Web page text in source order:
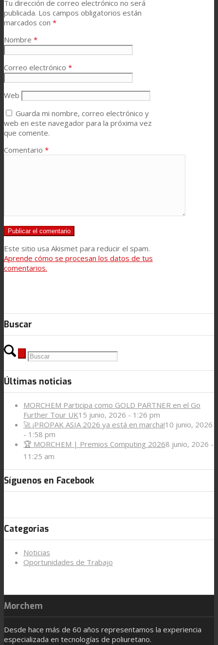
Tu dirección de correo electrónico no será
publicada. Los campos obligatorios están
marcados con *
Nombre *
Correo electrónico *
Web
Guarda mi nombre, correo electrónico y
web en este navegador para la próxima vez
que comente.
Comentario *
Este sitio usa Akismet para reducir el spam.
Aprende cómo se procesan los datos de tus
comentarios.
Buscar
Últimas noticias
MORCHEM Participa como GOLD PARTNER en el Go
Further Tour UK15 junio, 2026 - 1:26 pm
🚀 ¡PROPAK ASIA 2026 ya está en marcha!10 junio, 2026
- 1:58 pm
🏆 MORCHEM | Premios Computing 20268 junio, 2026 -
11:25 am
Síguenos en Facebook
Categorias
Noticias
Oportunidades de Trabajo
Morchem
Desde hace más de 60 años representamos la experiencia
especializada en tecnologías de poliuretano.